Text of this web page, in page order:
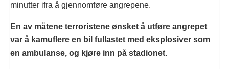
minutter ifra å gjennomføre angrepene.
En av måtene terroristene ønsket å utføre angrepet
var å kamuflere en bil fullastet med eksplosiver som
en ambulanse, og kjøre inn på stadionet.